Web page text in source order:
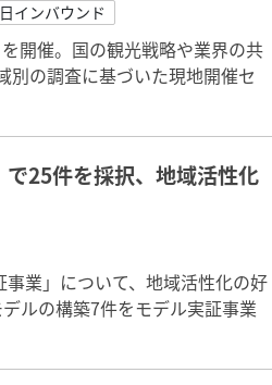
インバウンド
開催。国の観光戦略や業界の共
別の調査に基づいた現地開催セ
25件を採択、地域活性化
業」について、地域活性化の好
ルの構築7件をモデル実証事業